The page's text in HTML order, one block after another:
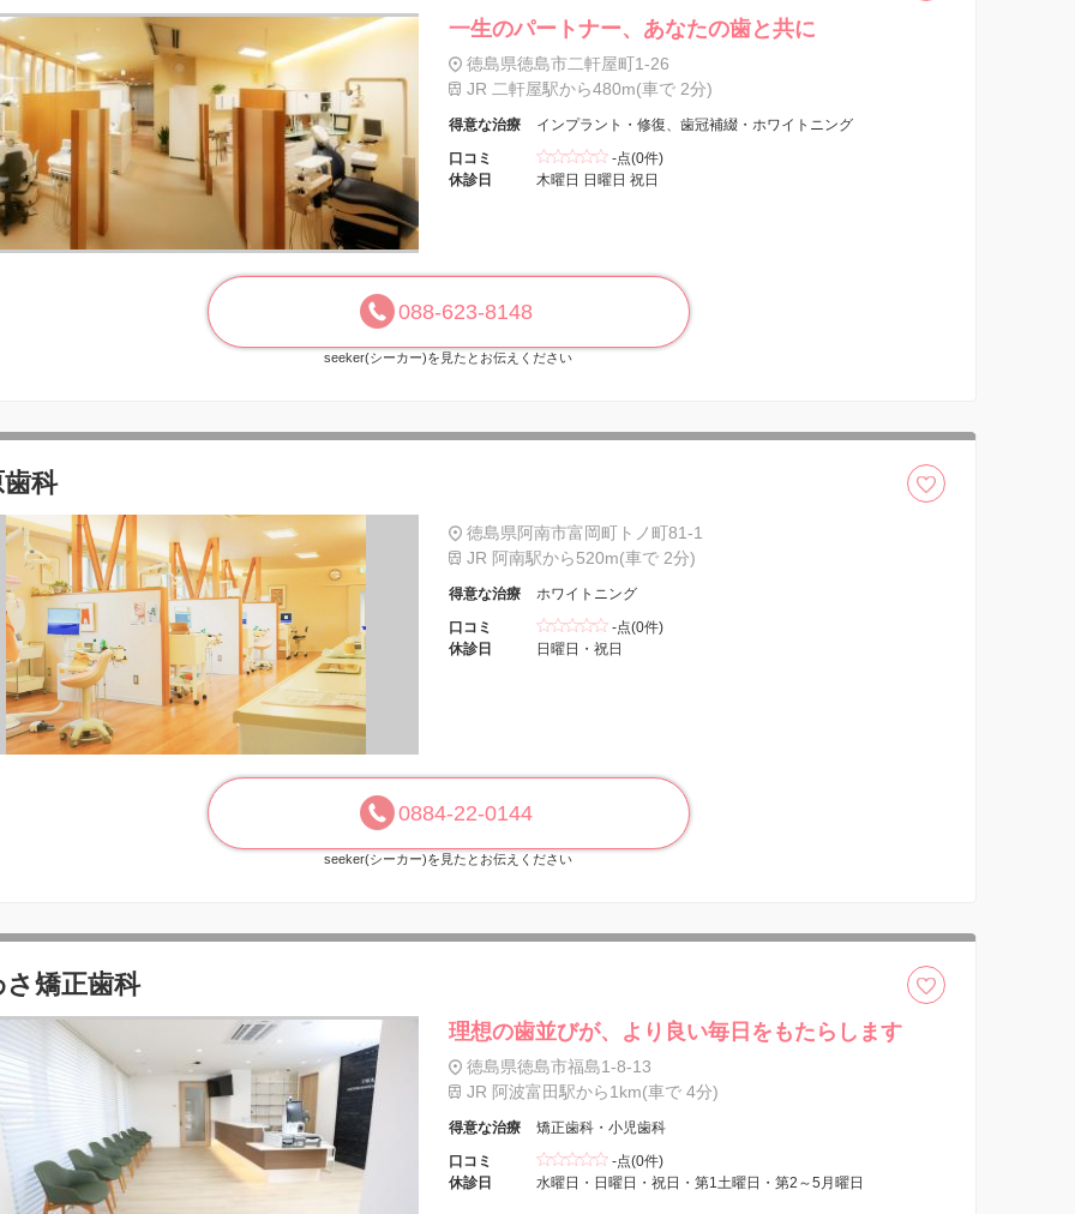
一生のパートナー、あなたの歯と共に
徳島県徳島市二軒屋町1-26
JR 二軒屋駅から480m(車で 2分)
得意な治療
インプラント・修復、歯冠補綴・ホワイトニング
口コミ
-点(0件)
休診日
木曜日 日曜日 祝日
088-623-8148
seeker(シーカー)を見たとお伝えください
科
徳島県阿南市富岡町トノ町81-1
JR 阿南駅から520m(車で 2分)
得意な治療
ホワイトニング
口コミ
-点(0件)
休診日
日曜日・祝日
0884-22-0144
seeker(シーカー)を見たとお伝えください
矯正歯科
理想の歯並びが、より良い毎日をもたらします
徳島県徳島市福島1-8-13
JR 阿波富田駅から1km(車で 4分)
得意な治療
矯正歯科・小児歯科
口コミ
-点(0件)
休診日
水曜日・日曜日・祝日・第1土曜日・第2～5月曜日